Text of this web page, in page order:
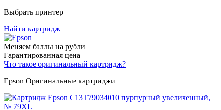
Выбрать принтер
Найти картридж
Меняем баллы на рубли
Гарантированная цена
Что такое оригинальный картридж?
Epson Оригинальные картриджи